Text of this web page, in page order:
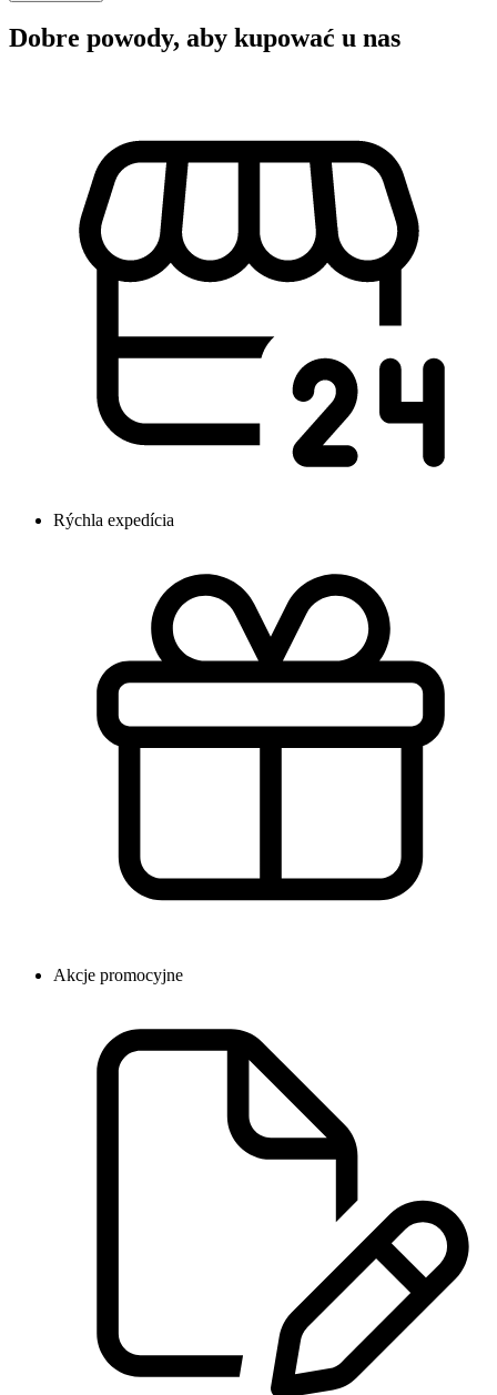
Dobre powody, aby kupować u nas
Rýchla expedícia
Akcje promocyjne